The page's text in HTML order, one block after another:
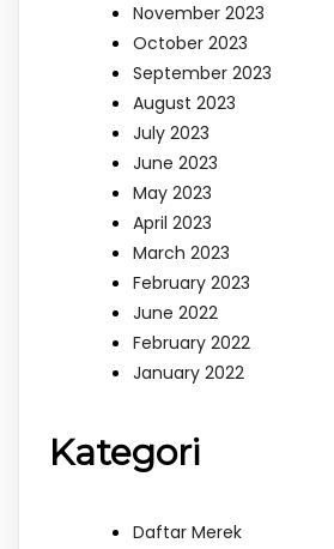
November 2023
October 2023
September 2023
August 2023
July 2023
June 2023
May 2023
April 2023
March 2023
February 2023
June 2022
February 2022
January 2022
Kategori
Daftar Merek